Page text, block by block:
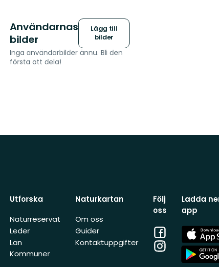
Användarnas
bilder
Lägg till
bilder
Inga användarbilder ännu. Bli den
första att dela!
Utforska
Naturreservat
Leder
Län
Kommuner
Naturkartan
Om oss
Guider
Kontaktuppgifter
Följ
oss
Facebook
Instagram
Ladda
app
App
Store
App
Store